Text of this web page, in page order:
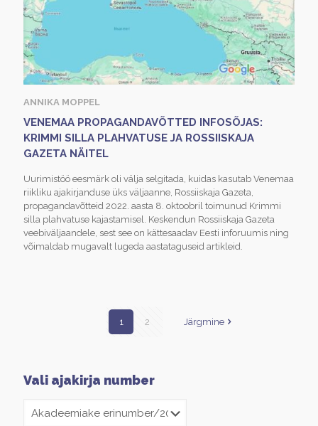
ANNIKA MOPPEL
VENEMAA PROPAGANDAVÕTTED INFOSÕJAS:
KRIMMI SILLA PLAHVATUSE JA ROSSIISKAJA
GAZETA NÄITEL
Uurimistöö eesmärk oli välja selgitada, kuidas kasutab Venemaa
riikliku ajakirjanduse üks väljaanne, Rossiiskaja Gazeta,
propagandavõtteid 2022. aasta 8. oktoobril toimunud Krimmi
silla plahvatuse kajastamisel. Keskendun Rossiiskaja Gazeta
veebiväljaandele, sest see on kättesaadav Eesti inforuumis ning
võimaldab mugavalt lugeda aastataguseid artikleid.
1 2 Järgmine
Vali ajakirja number